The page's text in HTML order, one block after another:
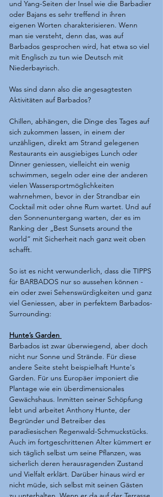
und Yang-Seiten der Insel wie die Barbadier
oder Bajans es sehr treffend in ihren
eigenen Worten charakterisieren. Wenn
man sie versteht, denn das, was auf
Barbados gesprochen wird, hat etwa so viel
mit Englisch zu tun wie Deutsch mit
Niederbayrisch.
Was sind dann also die angesagtesten
Aktivitäten auf Barbados?
Chillen, abhängen, die Dinge des Tages auf
sich zukommen lassen, in einem der
unzähligen, direkt am Strand gelegenen
Restaurants ein ausgiebiges Lunch oder
Dinner geniessen, vielleicht ein wenig
schwimmen, segeln oder eine der anderen
vielen Wassersportmöglichkeiten
wahrnehmen, bevor in der Strandbar ein
Cocktail mit oder ohne Rum wartet. Und auf
den Sonnenuntergang warten, der es im
Ranking der „Best Sunsets around the
world“ mit Sicherheit nach ganz weit oben
schafft.
So ist es nicht verwunderlich, dass die TIPPS
für BARBADOS nur so aussehen können -
ein oder zwei Sehenswürdigkeiten und ganz
viel Geniessen, aber in perfektem Barbados-
Surrounding:
Hunte’s Garden
Barbados ist zwar überwiegend, aber doch
nicht nur Sonne und Strände. Für diese
andere Seite steht beispielhaft Hunte's
Garden. Für uns Europäer imponiert die
Plantage wie ein überdimensionales
Gewächshaus. Inmitten seiner Schöpfung
lebt und arbeitet Anthony Hunte, der
Begründer und Betreiber des
paradiesischen Regenwald-Schmuckstücks.
Auch im fortgeschrittenen Alter kümmert er
sich täglich selbst um seine Pflanzen, was
sicherlich deren herausragenden Zustand
und Vielfalt erklärt. Darüber hinaus wird er
nicht müde, sich selbst mit seinen Gästen